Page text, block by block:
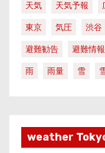
天気
天気予報
東京
気圧 渋谷
避難勧告
避難情報
雨
雨量 雪
weather